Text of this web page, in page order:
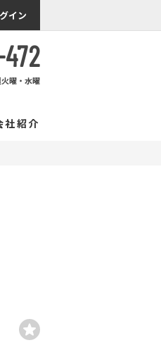
イン
曜・水曜
社紹介